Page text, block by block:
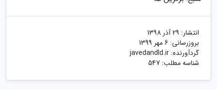
انتشار: 29 آذر 1398
بروزرسانی: 6 مهر 1399
گردآورنده: javedandld.ir
شناسه مطلب: 547